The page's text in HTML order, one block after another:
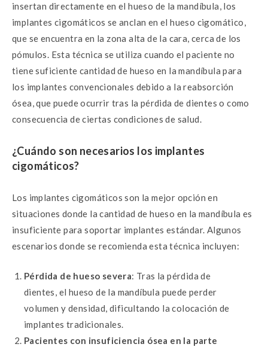
insertan directamente en el hueso de la mandíbula, los
implantes cigomáticos se anclan en el hueso cigomático,
que se encuentra en la zona alta de la cara, cerca de los
pómulos. Esta técnica se utiliza cuando el paciente no
tiene suficiente cantidad de hueso en la mandíbula para
los implantes convencionales debido a la reabsorción
ósea, que puede ocurrir tras la pérdida de dientes o como
consecuencia de ciertas condiciones de salud.
¿Cuándo son necesarios los implantes
cigomáticos?
Los implantes cigomáticos son la mejor opción en
situaciones donde la cantidad de hueso en la mandíbula es
insuficiente para soportar implantes estándar. Algunos
escenarios donde se recomienda esta técnica incluyen:
Pérdida de hueso severa: Tras la pérdida de
dientes, el hueso de la mandíbula puede perder
volumen y densidad, dificultando la colocación de
implantes tradicionales.
Pacientes con insuficiencia ósea en la parte